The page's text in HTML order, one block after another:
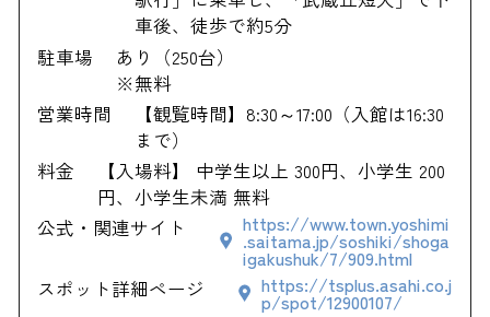
車後、徒歩で約5分
駐車場
あり（250台）
※無料
営業時間
【観覧時間】8:30～17:00（入館は16:30
まで）
料金
【入場料】 中学生以上 300円、小学生 200
円、小学生未満 無料
公式・関連サイト
https://www.town.yoshimi
.saitama.jp/soshiki/shoga
igakushuk/7/909.html
スポット詳細ページ
https://tsplus.asahi.co.j
p/spot/12900107/